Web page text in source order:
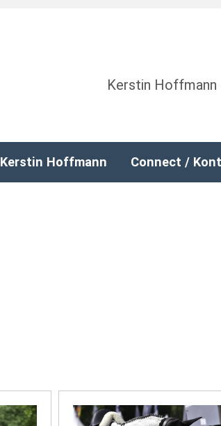
Kerstin Hoffmann
Kerstin Hoffmann Connect /